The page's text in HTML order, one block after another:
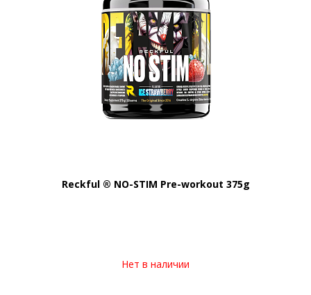
Reckful ® NO-STIM Pre-workout 375g
Нет в наличии